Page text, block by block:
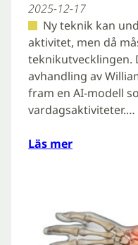
2025-12-17
Ny teknik kan
aktivitet, men då
teknikutvecklingen.
avhandling av
fram en AI-modell
vardagsaktiviteter.…
Läs mer